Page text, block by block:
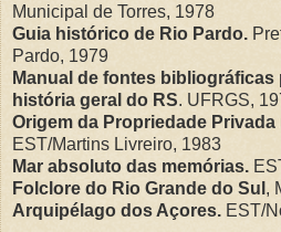
Municipal de Torres, 1978
Guia histórico de Rio Pardo.
Pardo, 1979
Manual de fontes bibliográficas
história geral do RS. UFRGS,
Origem da Propriedade
EST/Martins Livreiro, 1983
Mar absoluto das memórias.
Folclore do Rio Grande do Sul ,
Arquipélago dos Açores. EST/